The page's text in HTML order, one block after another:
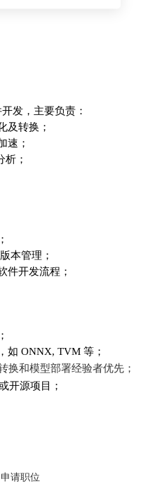
发，主要负责：
及转换；
速；
析；
本管理；
件开发流程；
如 ONNX, TVM 等；
换和模型部署经验者优先；
开源项目；
申请职位